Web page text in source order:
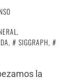
,
, SIGGRAPH,
la